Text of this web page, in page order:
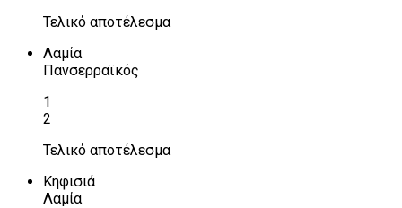
Τελικό αποτέλεσμα
Λαμία
Πανσερραϊκός
1
2
Τελικό αποτέλεσμα
Κηφισιά
Λαμία